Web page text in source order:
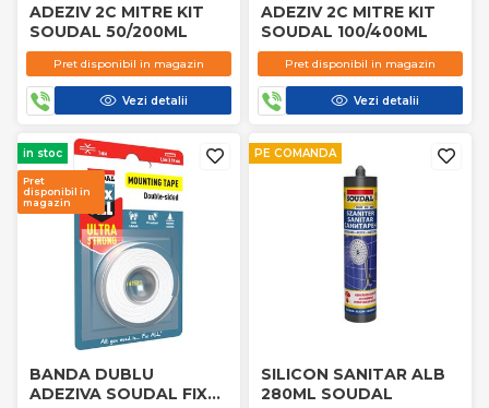
ADEZIV 2C MITRE KIT
SOUDAL 50/200ML
Pret disponibil in magazin
Vezi detalii
ADEZIV 2C MITRE KIT
SOUDAL 100/400ML
Pret disponibil in magazin
Vezi detalii
in stoc
Pret
disponibil in
magazin
BANDA DUBLU
ADEZIVA SOUDAL FIX
PE COMANDA
SILICON SANITAR ALB
280ML SOUDAL